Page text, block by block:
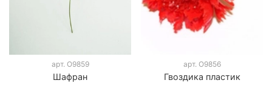
арт. О9859
Шафран
арт. О9856
Гвоздика пластик